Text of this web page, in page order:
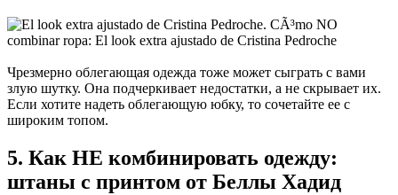
Чрезмерно облегающая одежда тоже может сыграть с вами
злую шутку. Она подчеркивает недостатки, а не скрывает их.
Если хотите надеть облегающую юбку, то сочетайте ее с
широким топом.
5. Как НЕ комбинировать одежду:
штаны с принтом от Беллы Хадид